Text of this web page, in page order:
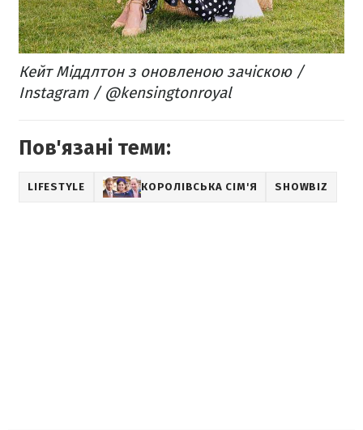
Кейт Міддлтон з оновленою зачіскою /
Instagram / @kensingtonroyal​
Пов'язані теми:
LIFESTYLE КОРОЛІВСЬКА СІМ'Я SHOWBIZ